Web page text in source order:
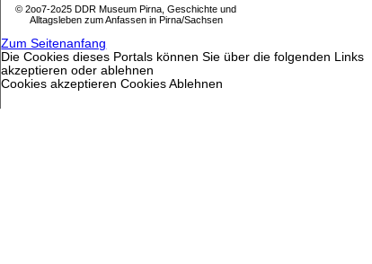
© 2oo7-2o25 DDR Museum Pirna, Geschichte und
Alltagsleben zum Anfassen in Pirna/Sachsen
Zum Seitenanfang
Die Cookies dieses Portals können Sie über die folgenden Links
akzeptieren oder ablehnen
Cookies akzeptieren Cookies Ablehnen